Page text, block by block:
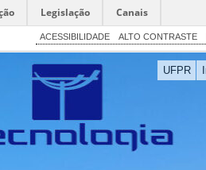
Legislação Canais
ACESSIBILIDADE ALTO CONTRASTE
UFPR